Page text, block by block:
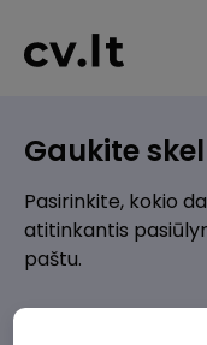
Gaukite
Pasirinkite, kokio
atitinkantis
paštu.